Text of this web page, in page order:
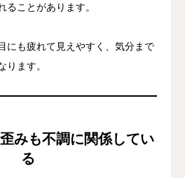
ることがあります。
にも疲れて見えやすく、気分まで
ります。
みも不調に関係してい
る